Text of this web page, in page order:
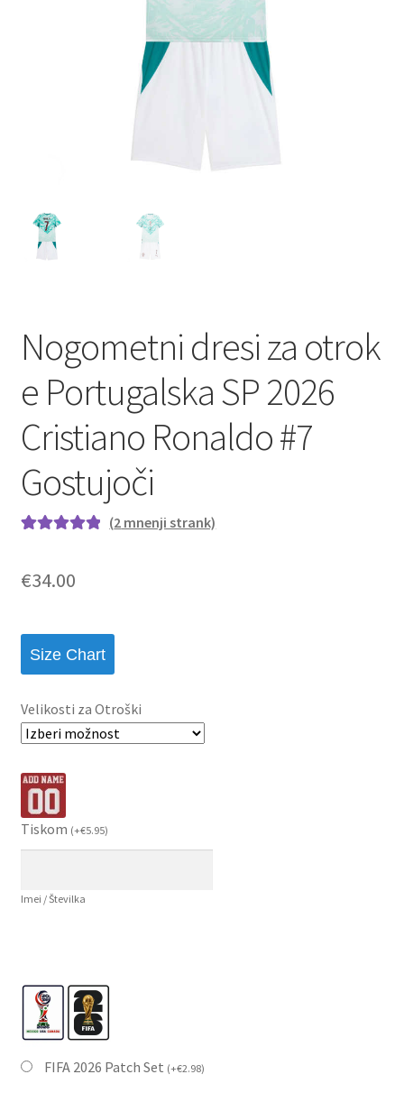
Nogometni dresi za otrok
e Portugalska SP 2026
Cristiano Ronaldo #7
Gostujoči
podlagi ocene
(2 mnenji strank)
€34.00
Size Chart
Velikosti za Otroški
Tiskom (+€5.95)
Imei / Številka
FIFA 2026 Patch Set (+€2.98)